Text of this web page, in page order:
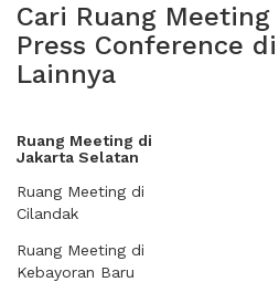
Cari Ruang
Press Conference
Lainnya
Ruang Meeting di
Jakarta Selatan
Ruang Meeting di
Cilandak
Ruang Meeting di
Kebayoran Baru